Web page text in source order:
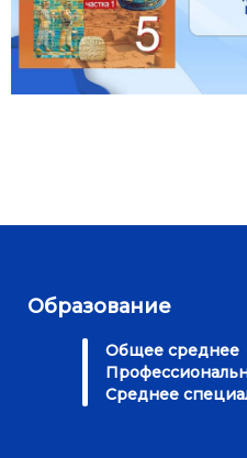
Образование
Общее среднее
Среднее